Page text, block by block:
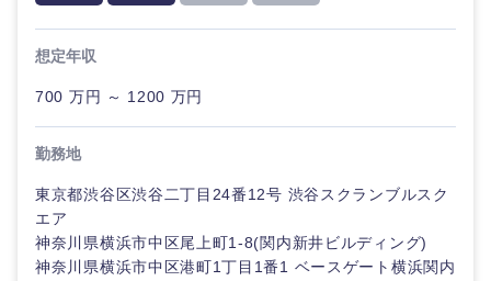
滋賀県 京都府
想定年収
700 万円 ～ 1200 万円
勤務地
東京都渋谷区渋谷二丁目24番12号 渋谷スクランブルスク
エア
神奈川県横浜市中区尾上町1-8(関内新井ビルディング)
神奈川県横浜市中区港町1丁目1番1 ベースゲート横浜関内